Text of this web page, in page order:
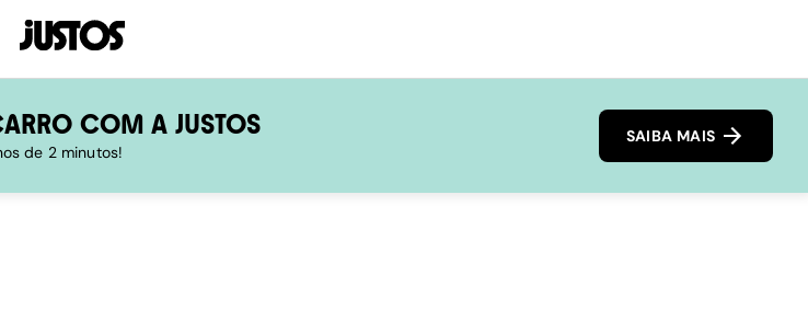
COM A JUSTOS
de 2 minutos!
SAIBA MAIS